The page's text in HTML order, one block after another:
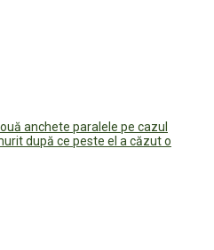
anchete paralele pe cazul
după ce peste el a căzut o